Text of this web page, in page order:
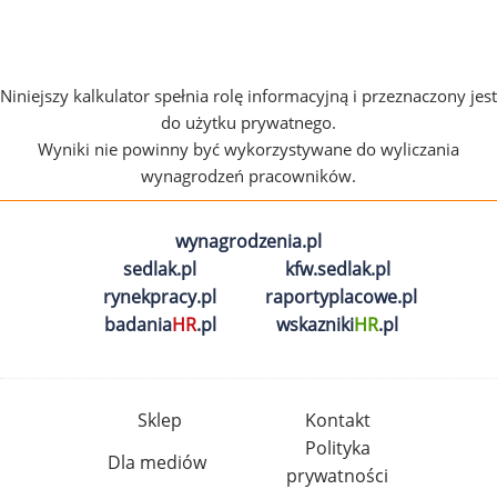
Niniejszy kalkulator spełnia rolę informacyjną i przeznaczony jest
do użytku prywatnego.
Wyniki nie powinny być wykorzystywane do wyliczania
wynagrodzeń pracowników.
wynagrodzenia.pl
sedlak.pl
kfw.sedlak.pl
rynekpracy.pl
raportyplacowe.pl
badaniaHR.pl wskaznikiHR.pl
Sklep
Kontakt
Dla mediów
Polityka
prywatności